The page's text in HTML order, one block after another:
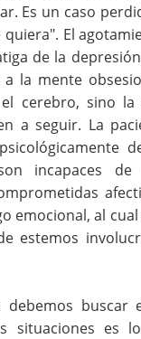
Es un caso
El
de la
la mente
cerebro, sino
a seguir. La
incapaces de
emocional, al
estemos
buscar
situaciones es